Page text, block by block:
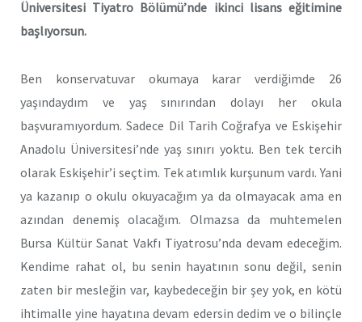
Üniversitesi Tiyatro Bölümü’nde ikinci lisans eğitimine
başlıyorsun.
Ben konservatuvar okumaya karar verdiğimde 26
yaşındaydım ve yaş sınırından dolayı her okula
başvuramıyordum. Sadece Dil Tarih Coğrafya ve Eskişehir
Anadolu Üniversitesi’nde yaş sınırı yoktu. Ben tek tercih
olarak Eskişehir’i seçtim. Tek atımlık kurşunum vardı. Yani
ya kazanıp o okulu okuyacağım ya da olmayacak ama en
azından denemiş olacağım. Olmazsa da muhtemelen
Bursa Kültür Sanat Vakfı Tiyatrosu’nda devam edeceğim.
Kendime rahat ol, bu senin hayatının sonu değil, senin
zaten bir mesleğin var, kaybedeceğin bir şey yok, en kötü
ihtimalle yine hayatına devam edersin dedim ve o bilinçle